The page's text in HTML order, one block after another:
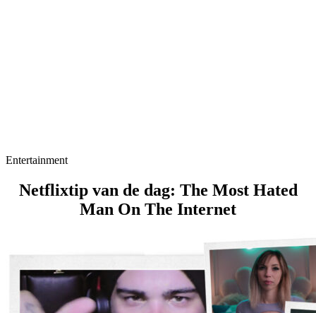
Entertainment
Netflixtip van de dag: The Most Hated
Man On The Internet